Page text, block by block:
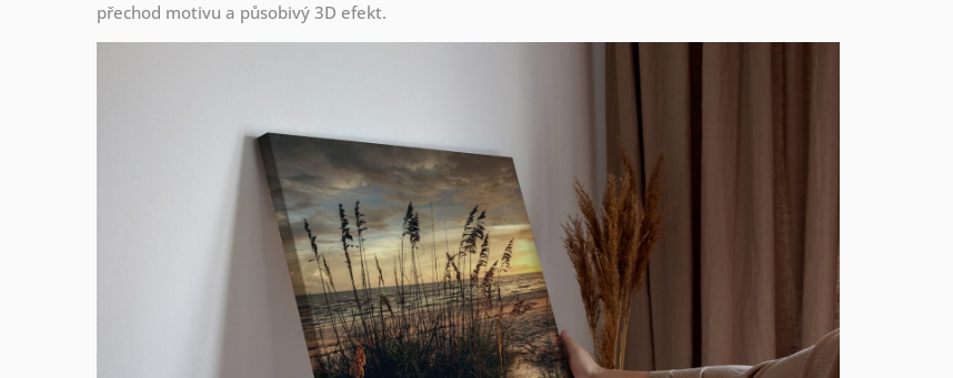
přechod motivu a působivý 3D efekt.